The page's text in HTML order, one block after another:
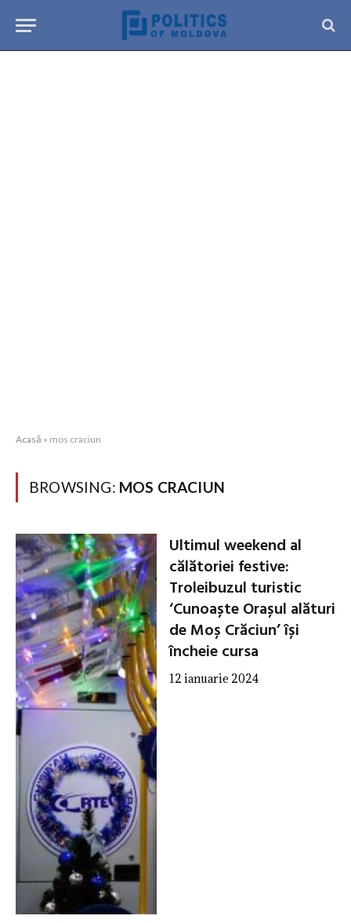
Acasă » mos craciun
BROWSING: MOS CRACIUN
Ultimul weekend al
călătoriei festive:
Troleibuzul turistic
‘Cunoaște Orașul alături
de Moș Crăciun’ își
încheie cursa
12 ianuarie 2024